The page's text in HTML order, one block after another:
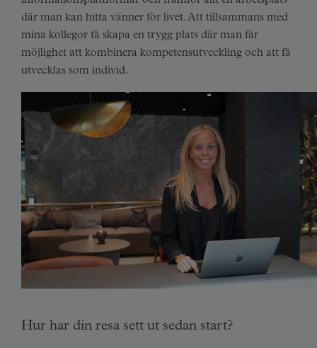
där man kan hitta vänner för livet. Att tillsammans med
mina kollegor få skapa en trygg plats där man får
möjlighet att kombinera kompetensutveckling och att få
utvecklas som individ.
Hur har din resa sett ut sedan start?